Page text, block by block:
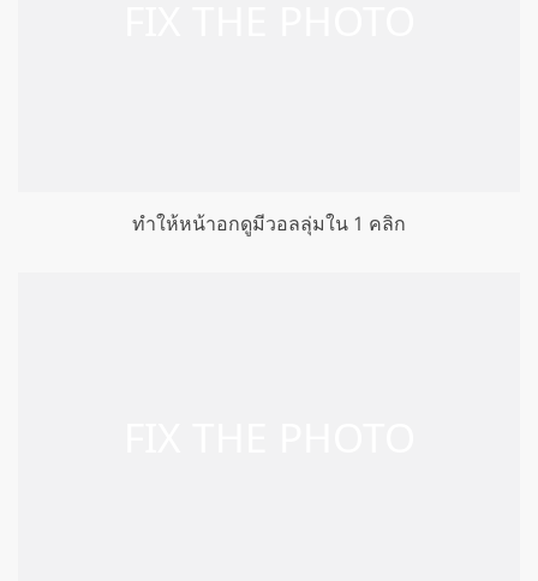
ทำให้หน้าอกดูมีวอลลุ่มใน 1 คลิก